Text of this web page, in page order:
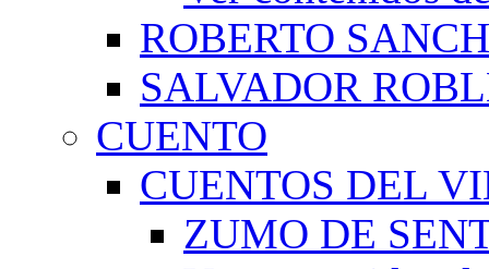
ROBERTO
SALVADOR
CUENTO
CUENTOS DEL
ZUMO DE